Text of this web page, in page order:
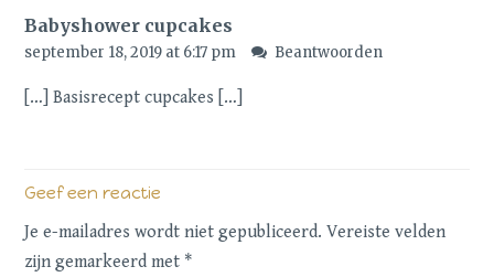
Babyshower cupcakes
september 18, 2019 at 6:17 pm Beantwoorden
[…] Basisrecept cupcakes […]
Geef een reactie
Je e-mailadres wordt niet gepubliceerd. Vereiste velden
zijn gemarkeerd met *